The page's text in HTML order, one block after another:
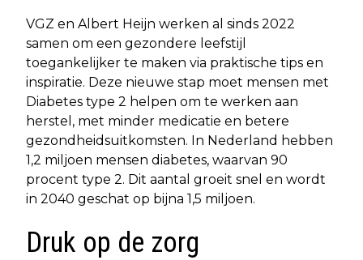
VGZ en Albert Heijn werken al sinds 2022
samen om een gezondere leefstijl
toegankelijker te maken via praktische tips en
inspiratie. Deze nieuwe stap moet mensen met
Diabetes type 2 helpen om te werken aan
herstel, met minder medicatie en betere
gezondheidsuitkomsten. In Nederland hebben
1,2 miljoen mensen diabetes, waarvan 90
procent type 2. Dit aantal groeit snel en wordt
in 2040 geschat op bijna 1,5 miljoen.
Druk op de zorg